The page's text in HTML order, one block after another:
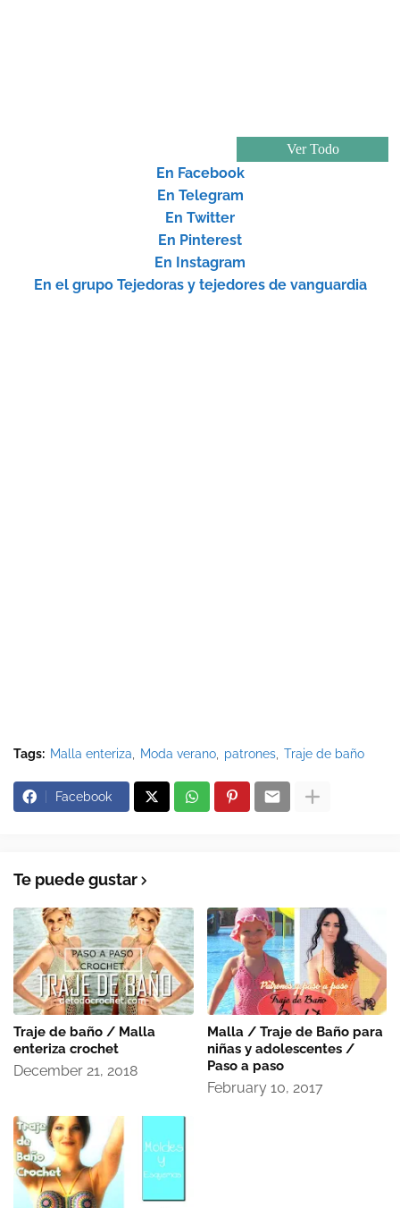
En Facebook
En Telegram
En Twitter
En Pinterest
En Instagram
En el grupo Tejedoras y tejedores de vanguardia
Tags: Malla enteriza Moda verano patrones Traje de baño
Facebook
Te puede gustar
Traje de baño / Malla
enteriza crochet
December 21, 2018
Malla / Traje de Baño para
niñas y adolescentes /
Paso a paso
February 10, 2017